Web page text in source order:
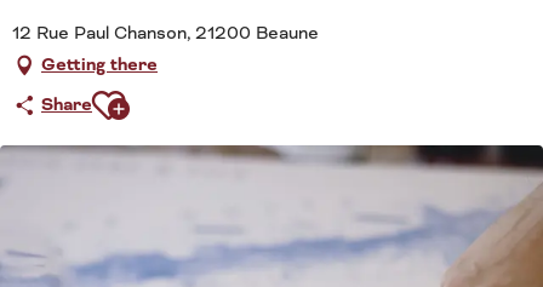
12 Rue Paul Chanson, 21200 Beaune
Getting there
ShareAjouter aux favoris